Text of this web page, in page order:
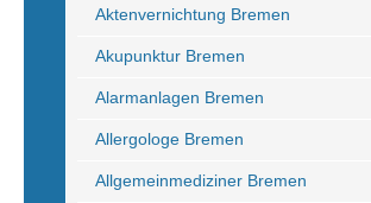
Aktenvernichtung Bremen
Akupunktur Bremen
Alarmanlagen Bremen
Allergologe Bremen
Allgemeinmediziner Bremen